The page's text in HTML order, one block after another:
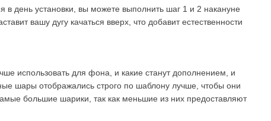
в день установки, вы можете выполнить шаг 1 и 2 накануне
вашу дугу качаться вверх, что добавит естественности
использовать для фона, и какие станут дополнением, и
шары отображались строго по шаблону лучше, чтобы они
большие шарики, так как меньшие из них предоставляют